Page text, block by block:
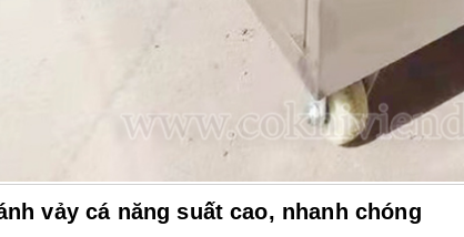
vảy cá năng suất cao, nhanh chóng